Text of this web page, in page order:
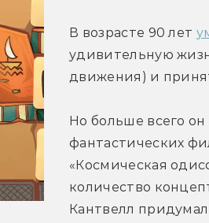
В возрасте 90 лет
удивительную
движения) и
Но больше всего
фантастических
«Космическая
количество
Кантвелл